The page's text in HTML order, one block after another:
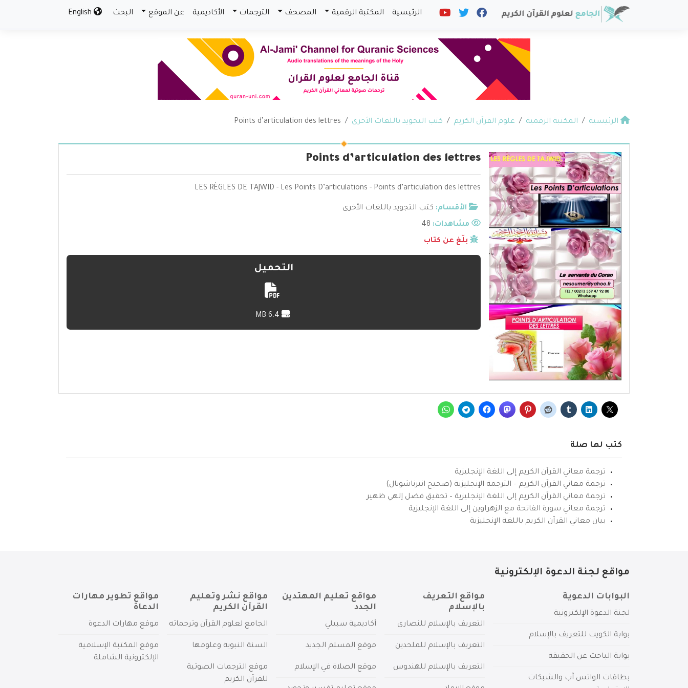
الرئيسية المكتبة الرقمية المصحف الترجمات الأكاديمية عن الموقع البحث
الرئيسية المكتبة الرقمية علوم القرآن الكريم كتب التجويد باللغات الأخرى Points d’articulation des lettres
Points d’articulation des lettres
LES RÈGLES DE TAJWID - Les Points D’articulations - Points d’articulation des lettres
الأقسام: كتب التجويد باللغات الأخرى
مشاهدات:
بلّغ عن كتاب
التحميل
كتب لها صلة
ترجمة معاني القرآن الكريم إلى اللغة الإنجليزية
ترجمة معاني القرآن الكريم – الترجمة الإنجليزية (صحيح انترناشونال)
ترجمة معاني القرآن الكريم إلى اللغة الإنجليزية – تحقيق فضل إلهي ظهير
ترجمة معاني سورة الفاتحة مع الزهراوين إلى اللغة الإنجليزية
بيان معاني القرآن الكريم باللغة الإنجليزية
مواقع لجنة الدعوة الإلكترونية
البوابات الدعوية
لجنة الدعوة الإلكترونية
بوابة الكويت للتعريف بالإسلام
بوابة الباحث عن الحقيقة
بطاقات الواتس آب والشبكات
مواقع التعريف
بالإسلام
التعريف بالإسلام للنصارى
التعريف بالإسلام للملحدين
التعريف بالإسلام للهندوس
مواقع تعليم المهتدين
الجدد
أكاديمية سبيلي
موقع المسلم الجديد
موقع الصلاة في الإسلام
مواقع نشر وتعليم
القرآن الكريم
الجامع لعلوم القرآن وترجماته
السنة النبوية وعلومها
موقع الترجمات الصوتية
للقرآن الكريم
مواقع تطوير مهارات
الدعاة
موقع مهارات الدعوة
موقع المكتبة الإسلامية
الإلكترونية الشاملة